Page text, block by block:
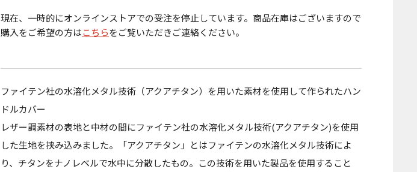
現在、一時的にオンラインストアでの受注を停止しています。商品在庫はございますので
購入をご希望の方はこちらをご覧いただきご連絡ください。
ファイテン社の水溶化メタル技術（アクアチタン）を用いた素材を使用して作られたハン
ドルカバー
レザー調素材の表地と中材の間にファイテン社の水溶化メタル技術(アクアチタン)を使用
した生地を挟み込みました。「アクアチタン」とはファイテンの水溶化メタル技術によ
り、チタンをナノレベルで水中に分散したもの。この技術を用いた製品を使用すること